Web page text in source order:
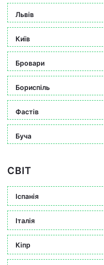
Львів
Київ
Бровари
Бориспіль
Фастів
Буча
СВІТ
Іспанія
Італія
Кіпр